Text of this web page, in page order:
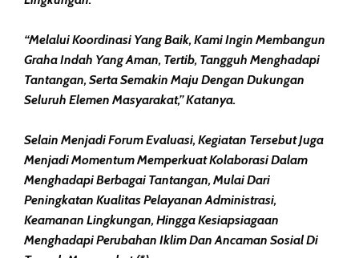
“Melalui Koordinasi Yang Baik, Kami Ingin Membangun
Graha Indah Yang Aman, Tertib, Tangguh Menghadapi
Tantangan, Serta Semakin Maju Dengan Dukungan
Seluruh Elemen Masyarakat,” Katanya.
Selain Menjadi Forum Evaluasi, Kegiatan Tersebut Juga
Menjadi Momentum Memperkuat Kolaborasi Dalam
Menghadapi Berbagai Tantangan, Mulai Dari
Peningkatan Kualitas Pelayanan Administrasi,
Keamanan Lingkungan, Hingga Kesiapsiagaan
Menghadapi Perubahan Iklim Dan Ancaman Sosial Di